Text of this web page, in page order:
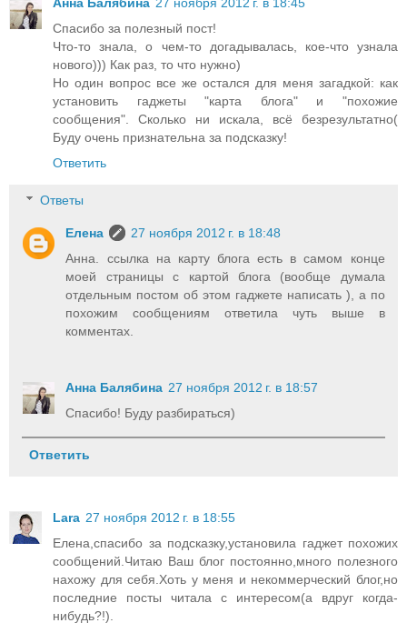
Спасибо за полезный пост!
Что-то знала, о чем-то догадывалась, кое-что узнала
нового))) Как раз, то что нужно)
Но один вопрос все же остался для меня загадкой: как
установить гаджеты "карта блога" и "похожие
сообщения". Сколько ни искала, всё безрезультатно(
Буду очень признательна за подсказку!
Ответить
Ответы
Елена
27 ноября 2012 г. в 18:48
Анна. ссылка на карту блога есть в самом конце
моей страницы с картой блога (вообще думала
отдельным постом об этом гаджете написать ), а по
похожим сообщениям ответила чуть выше в
комментах.
Анна Балябина 27 ноября 2012 г. в 18:57
Спасибо! Буду разбираться)
Ответить
Lara 27 ноября 2012 г. в 18:55
Елена,спасибо за подсказку,установила гаджет похожих
сообщений.Читаю Ваш блог постоянно,много полезного
нахожу для себя.Хоть у меня и некоммерческий блог,но
последние посты читала с интересом(а вдруг когда-
нибудь?!).